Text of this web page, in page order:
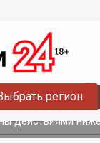
регион
лентами
действиями